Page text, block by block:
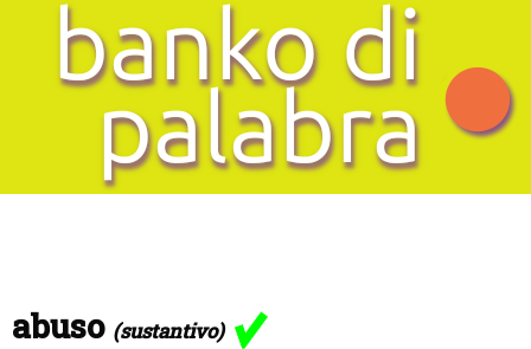
abuso (sustantivo)